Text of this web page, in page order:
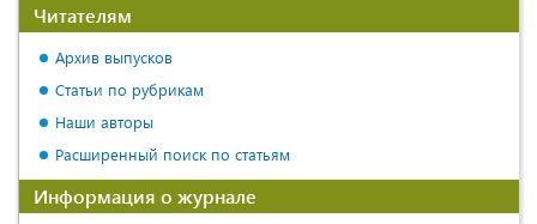
Читателям
Архив выпусков
Статьи по рубрикам
Наши авторы
Расширенный поиск по статьям
Информация о журнале